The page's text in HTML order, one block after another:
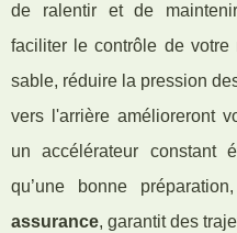
de ralentir et de
faciliter le contrôle de votre
sable, réduire la pression
vers l'arrière amélioreront
un accélérateur constant
qu’une bonne
assurance, garantit des